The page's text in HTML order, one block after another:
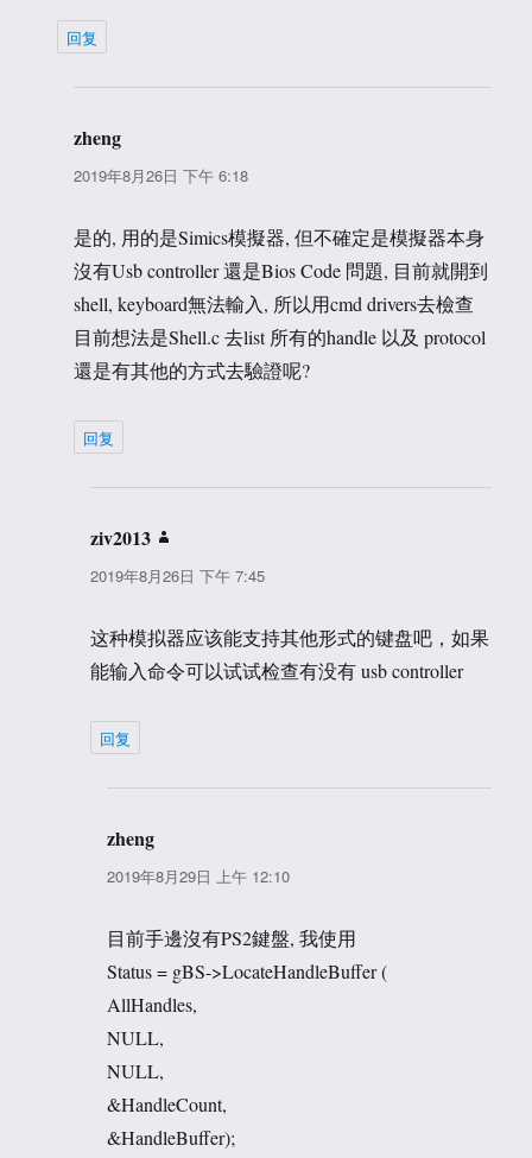
回复
zheng
道：
2019年8月26日 下午 6:18
是的, 用的是Simics模擬器, 但不確定是模擬器本身
沒有Usb controller 還是Bios Code 問題, 目前就開到
shell, keyboard無法輸入, 所以用cmd drivers去檢查
目前想法是Shell.c 去list 所有的handle 以及 protocol
還是有其他的方式去驗證呢?
回复
ziv2013
道：
2019年8月26日 下午 7:45
这种模拟器应该能支持其他形式的键盘吧，如果
能输入命令可以试试检查有没有 usb controller
回复
zheng
道：
2019年8月29日 上午 12:10
目前手邊沒有PS2鍵盤, 我使用
Status = gBS->LocateHandleBuffer (
AllHandles,
NULL,
NULL,
&HandleCount,
&HandleBuffer);